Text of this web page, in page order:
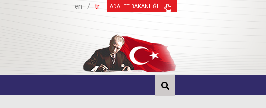
en / tr ADALET BAKANLIĞI